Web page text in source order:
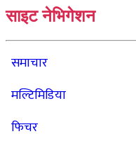
साइट नेभिगेशन
समाचार
मल्टिमिडिया
फिचर